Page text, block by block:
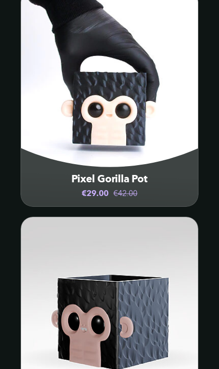
Pixel Gorilla Pot
€29.00 €42.00